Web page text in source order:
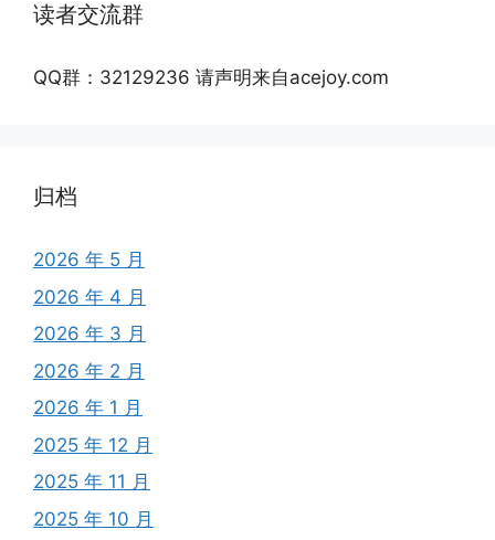
读者交流群
QQ群：32129236 请声明来自acejoy.com
归档
2026 年 5 月
2026 年 4 月
2026 年 3 月
2026 年 2 月
2026 年 1 月
2025 年 12 月
2025 年 11 月
2025 年 10 月